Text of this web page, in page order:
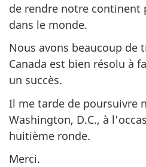
de rendre notre continent
dans le monde.
Nous avons beaucoup de
Canada est bien résolu à
un succès.
Il me tarde de poursuivre
Washington, D.C., à
huitième ronde.
Merci.